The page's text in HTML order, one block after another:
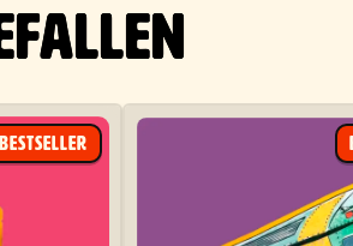
BESTSELLER